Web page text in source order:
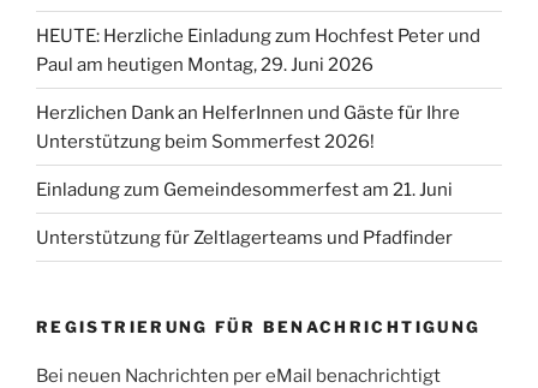
HEUTE: Herzliche Einladung zum Hochfest Peter und
Paul am heutigen Montag, 29. Juni 2026
Herzlichen Dank an HelferInnen und Gäste für Ihre
Unterstützung beim Sommerfest 2026!
Einladung zum Gemeindesommerfest am 21. Juni
Unterstützung für Zeltlagerteams und Pfadfinder
REGISTRIERUNG FÜR BENACHRICHTIGUNG
Bei neuen Nachrichten per eMail benachrichtigt